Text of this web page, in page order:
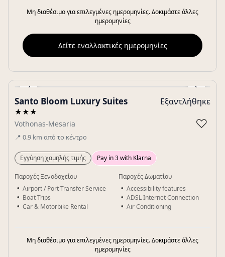
Μη διαθέσιμο για επιλεγμένες ημερομηνίες. Δοκιμάστε άλλες
ημερομηνίες
Δείτε εναλλακτικές ημερομηνίες
‹ ›
Gallery
Santo Bloom Luxury Suites
★★★
Vothonas-Mesaria
📍 0.9 km από το κέντρο
Εξαντλήθηκε
♡
Εγγύηση χαμηλής τιμής Pay in 3 with Klarna
Παροχές Ξενοδοχείου
Airport / Port Transfer Service
Boat Trips
Car & Motorbike Rental
Παροχές Δωματίου
Accessibility features
ADSL Internet Connection
Air Conditioning
Μη διαθέσιμο για επιλεγμένες ημερομηνίες. Δοκιμάστε άλλες
ημερομηνίες